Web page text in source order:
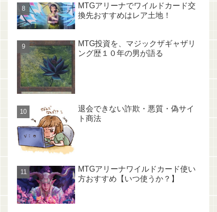
MTGアリーナでワイルドカード交
換先おすすめはレア土地！
MTG投資を、マジックザギャザリ
ング歴１０年の男が語る
退会できない詐欺・悪質・偽サイ
ト商法
MTGアリーナワイルドカード使い
方おすすめ【いつ使うか？】